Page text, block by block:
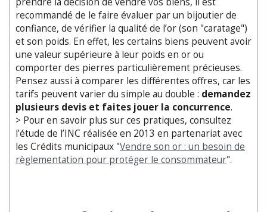
recommandé de le faire évaluer par un bijoutier de
confiance, de vérifier la qualité de l’or (son "caratage")
et son poids. En effet, les certains biens peuvent avoir
une valeur supérieure à leur poids en or ou
comporter des pierres particulièrement précieuses.
Pensez aussi à comparer les différentes offres, car les
tarifs peuvent varier du simple au double : demandez
plusieurs devis et faites jouer la concurrence.
> Pour en savoir plus sur ces pratiques, consultez
l’étude de l’INC réalisée en 2013 en partenariat avec
les Crédits municipaux "Vendre son or : un besoin de
règlementation pour protéger le consommateur".